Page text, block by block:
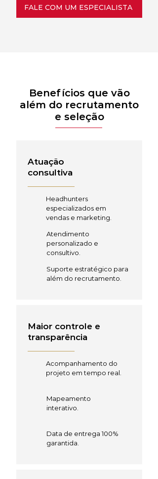
FALE COM UM ESPECIALISTA
Benefícios que vão
além do recrutamento
e seleção
Atuação
consultiva
Headhunters
especializados em
vendas e marketing.
Atendimento
personalizado e
consultivo.
Suporte estratégico para
além do recrutamento.
Maior controle e
transparência
Acompanhamento do
projeto em tempo real.
Mapeamento
interativo.
Data de entrega 100%
garantida.